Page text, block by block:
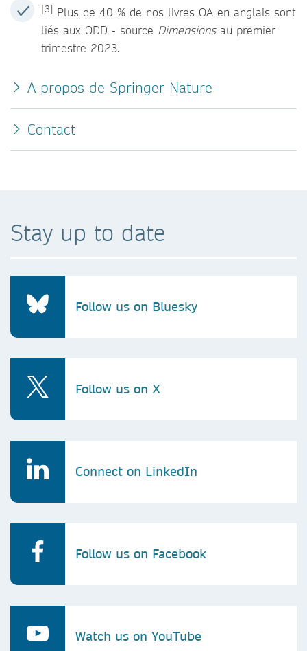
[3] Plus de 40 % de nos livres OA en anglais sont
liés aux ODD - source Dimensions au premier
trimestre 2023.
A propos de Springer Nature
Contact
Stay up to date
Follow us on Bluesky
Follow us on X
Connect on LinkedIn
Follow us on Facebook
Watch us on YouTube